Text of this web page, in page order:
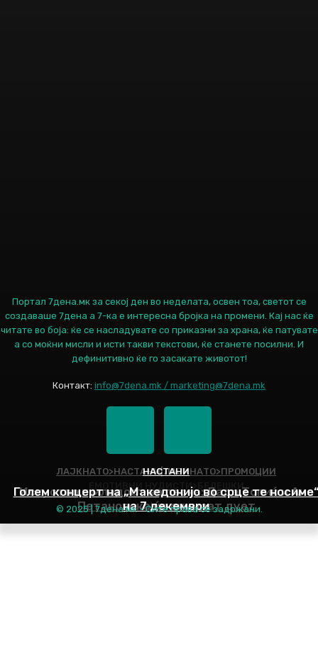
ЕМОТИВНИ НУДИСТИ>БЕЛЕШКИ
Наслов
ЛАЈКНАТО>НАСТАНИ|ЛАЈКНАТО>ПРОМОЦИИ
Искуство и младост во песна: Дадо Топиќ и Ана
Петановска ќе снимаат дует
НАСТАНИ
Голем концерт на „Македонијо во срце те
на 7 декември
Портал 7дена.мк за секој ден во неделата, освен тоа, светот се
создаваше 7дена а 7-ка е интересна бројка на промени. Кај нас ќе
читате во боја: ќе се насладувате со приказни за храна, ќе патувате
а со моќни мисли и исти такви текстови, ќе станете посилни. И
дефинитивно ќе го засакате животот!
Контакт: info@7dena.mk / marketing@7dena.mk
© 2025 | 7дена.мк - Сите права се задржани.